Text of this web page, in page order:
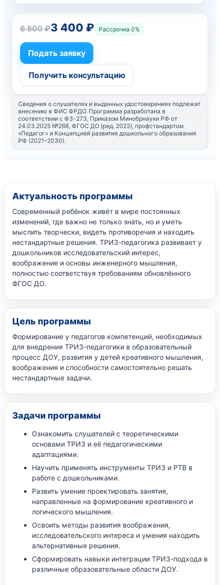
6 800 ₽3 400 ₽ Рассрочка 0%
Подать заявку
Получить консультацию
Сведения о слушателях и выданных удостоверениях подлежат
внесению в ФИС ФРДО. Программа разработана в
соответствии с ФЗ-273, Приказом Минобрнауки РФ от
24.03.2025 №266, ФГОС ДО (ред. 2022), профстандартом
«Педагог» и Концепцией развития дошкольного образования
РФ (2021–2030).
Актуальность программы
Современный ребёнок живёт в мире постоянных
изменений, где важно не только знать, но и уметь
мыслить творчески, видеть противоречия и находить
нестандартные решения. ТРИЗ-педагогика развивает у
дошкольников исследовательский интерес,
воображение и основы инженерного мышления,
полностью соответствуя требованиям обновлённого
ФГОС ДО.
Цель программы
Формирование у педагогов компетенций, необходимых
для внедрения ТРИЗ-педагогики в образовательный
процесс ДОУ, развития у детей креативного мышления,
воображения и способности самостоятельно решать
нестандартные задачи.
Задачи программы
Ознакомить слушателей с теоретическими
основами ТРИЗ и её педагогическими
адаптациями.
Научить применять инструменты ТРИЗ и РТВ в
работе с дошкольниками.
Развить умение проектировать занятия,
направленные на формирование креативного и
логического мышления.
Освоить методы развития воображения,
исследовательского интереса и умения находить
альтернативные решения.
Сформировать навыки интеграции ТРИЗ-подхода в
различные образовательные области ДОУ.